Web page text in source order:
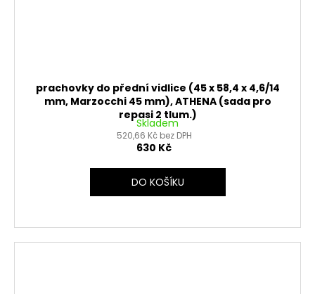
prachovky do přední vidlice (45 x 58,4 x 4,6/14
mm, Marzocchi 45 mm), ATHENA (sada pro
repasi 2 tlum.)
Skladem
520,66 Kč bez DPH
630 Kč
DO KOŠÍKU